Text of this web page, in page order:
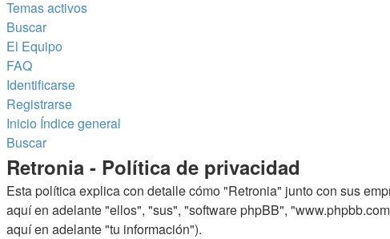
Temas activos
Buscar
El Equipo
FAQ
Identificarse
Registrarse
Inicio Índice general
Buscar
Retronia - Política de privacidad
Esta política explica con detalle cómo "Retronia" junto con sus
aquí en adelante "ellos", "sus", "software phpBB",
aquí en adelante "tu información").